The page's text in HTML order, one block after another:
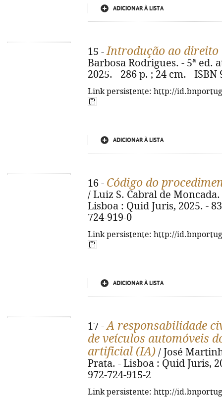
ADICIONAR À LISTA
15 -Introdução ao
Barbosa Rodrigues. - 5ª ed.
2025. - 286 p. ; 24 cm. - ISBN
Link persistente: http://
ADICIONAR À LISTA
16 - Código do
/ Luiz S. Cabral de
Lisboa : Quid Juris, 2025. -
724-919-0
Link persistente: http://
ADICIONAR À LISTA
17 -A responsabilidade
de veículos automóveis
artificial (IA) / José
Prata. - Lisboa : Quid Juris,
972-724-915-2
Link persistente: http://